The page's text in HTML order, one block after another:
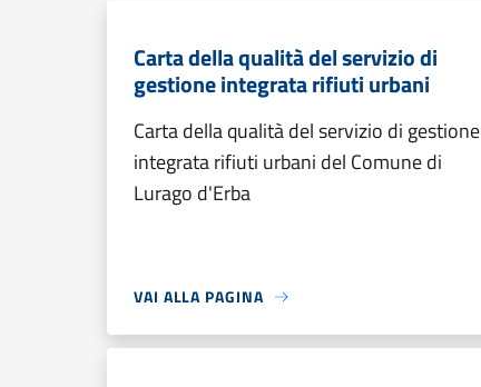
Carta della qualità del servizio di
gestione integrata rifiuti urbani
Carta della qualità del servizio di gestione
integrata rifiuti urbani del Comune di
Lurago d'Erba
VAI ALLA PAGINA